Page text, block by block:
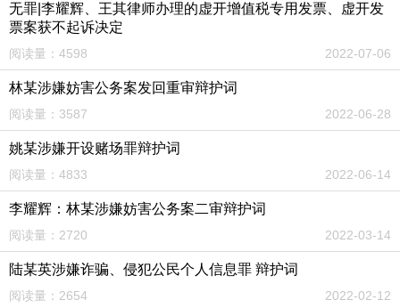
无罪|李耀辉、王其律师办理的虚开增值税专用发票、虚开发
票案获不起诉决定
阅读量：4598 2022-07-06
林某涉嫌妨害公务案发回重审辩护词
阅读量：3587 2022-06-28
姚某涉嫌开设赌场罪辩护词
阅读量：4833 2022-06-14
李耀辉：林某涉嫌妨害公务案二审辩护词
阅读量：2720 2022-03-14
陆某英涉嫌诈骗、侵犯公民个人信息罪 辩护词
阅读量：2654 2022-02-12